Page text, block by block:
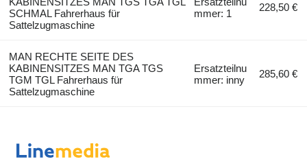
SCHMAL Fahrerhaus für
Sattelzugmaschine
mmer: 1
228,50 €
MAN RECHTE SEITE DES
KABINENSITZES MAN TGA TGS
TGM TGL Fahrerhaus für
Sattelzugmaschine
Ersatzteilnu
mmer: inny
285,60 €